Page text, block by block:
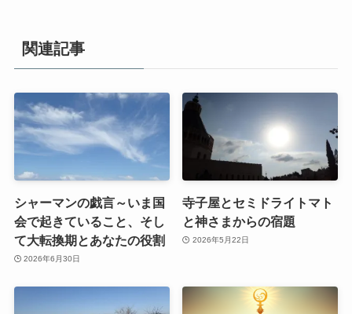
関連記事
シャーマンの戯言～いま国
会で起きていること、そし
て大転換期とあなたの役割
2026年6月30日
寺子屋とセミドライトマト
と神さまからの宿題
2026年5月22日